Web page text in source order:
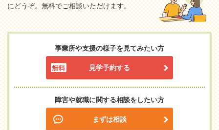
にどうぞ。無料でご相談いただけます。
事業所や支援の様子を見てみたい方
見学予約する
障害や就職に関する相談をしたい方
まずは相談